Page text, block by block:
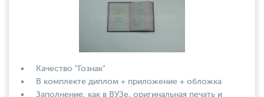
Качество "Гознак"
В комплекте диплом + приложение + обложка
Заполнение, как в ВУЗе, оригинальная печать и